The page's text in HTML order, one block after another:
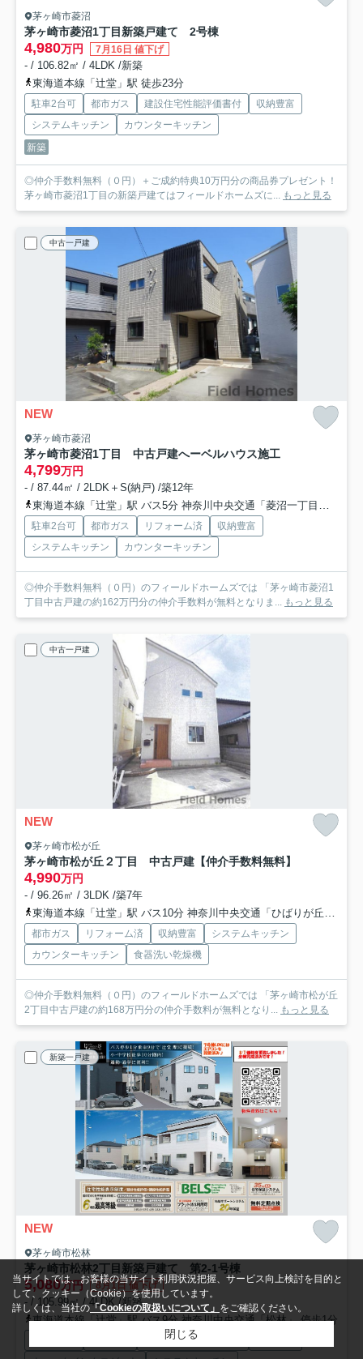
茅ヶ崎市菱沼
茅ヶ崎市菱沼1丁目新築戸建て 2号棟
4,980万円 7月16日 値下げ
- / 106.82㎡ / 4LDK /新築
東海道本線「辻堂」駅 徒歩23分
駐車2台可 都市ガス 建設住宅性能評価書付
収納豊富
システムキッチン
カウンターキッチン
新築
◎仲介手数料無料（０円）＋ご成約特典10万円分の商品券プレゼント！
茅ヶ崎市菱沼1丁目の新築戸建てはフィールドホームズに... もっと見る
中古一戸建
NEW
茅ヶ崎市菱沼
茅ヶ崎市菱沼1丁目 中古戸建へーベルハウス施工
4,799万円
- / 87.44㎡ / 2LDK＋S(納戸) /築12年
東海道本線「辻堂」駅 バス5分 神奈川中央交通「菱沼一丁目」 停歩6分
駐車2台可 都市ガス リフォーム済
収納豊富
システムキッチン
カウンターキッチン
◎仲介手数料無料（０円）のフィールドホームズでは 「茅ヶ崎市菱沼1
丁目中古戸建の約162万円分の仲介手数料が無料となりま... もっと見る
中古一戸建
NEW
茅ヶ崎市松が丘
茅ヶ崎市松が丘２丁目 中古戸建 【仲介手数料無料】
4,990万円
- / 96.26㎡ / 3LDK /築7年
東海道本線「辻堂」駅 バス10分 神奈川中央交通「ひばりが丘（茅ヶ崎市）」 停歩6分
都市ガス リフォーム済 収納豊富
システムキッチン
カウンターキッチン
食器洗い乾燥機
◎仲介手数料無料（０円）のフィールドホームズでは 「茅ヶ崎市松が丘
2丁目中古戸建の約168万円分の仲介手数料が無料となり...
もっと見る
新築一戸建
NEW
茅ヶ崎市松林
茅ヶ崎市松林2丁目新築戸建て 第2-1号棟
5,080万円 8月1日 値下げ
- / 105.99㎡ / 4LDK /新築
東海道本線「辻堂」駅 バス9分 神奈川中央交通「松林」 停歩1分
建設住宅性能評価書付
当サイトでは、お客様の当サイト利用状況把握、サービス向上検討を目的と
して、クッキー（Cookie）を使用しています。
詳しくは、当社の 「Cookieの取扱いについて」 をご確認ください。
閉じる